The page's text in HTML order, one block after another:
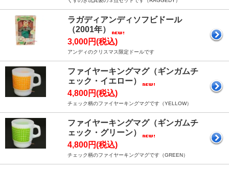
ラガディアンディソフビドール
（2001年）
3,000円(税込)
アンディのクリスマス限定ドールです
ファイヤーキングマグ（ギンガムチ
ェック・イエロー）
4,800円(税込)
チェック柄のファイヤーキングマグです（YELLOW）
ファイヤーキングマグ（ギンガムチ
ェック・グリーン）
4,800円(税込)
チェック柄のファイヤーキングマグです（GREEN）